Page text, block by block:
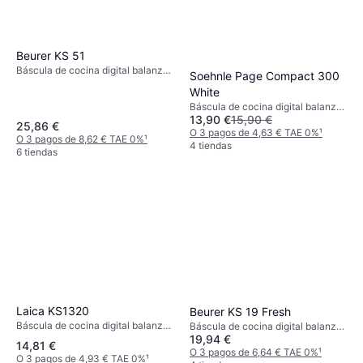
Beurer KS 51
Báscula de cocina digital balanza
Peso (máximo) 5kg, Otras
unidades de medida: Gramo (g),
Onza (oz), Mililitro (ml), Libra (lb)
25,86 €
O 3 pagos de 8,62 € TAE 0%¹
6 tiendas
Soehnle Page Compact 300
White
Báscula de cocina digital balanza
de cocina, Tara, Apagado
automático, Pies antideslizantes,
Peso (máximo) 5kg, Otras
13,90 €15,90 €
O 3 pagos de 4,63 € TAE 0%¹
4 tiendas
Laica KS1320
Báscula de cocina digital balanza
líquidos, Peso (máximo) 5kg, Otras
14,81 €
O 3 pagos de 4,93 € TAE 0%¹
Beurer KS 19 Fresh
Báscula de cocina digital balanza
de cocina, Tara, Medida de
líquidos, Apagado automático,
19,94 €
O 3 pagos de 6,64 € TAE 0%¹